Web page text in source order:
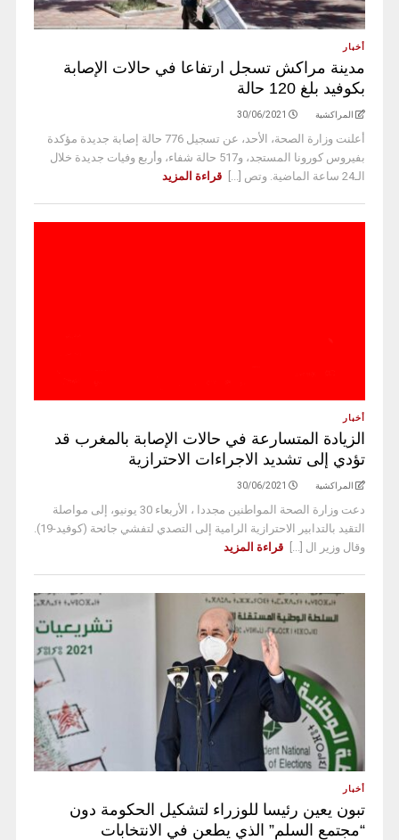
أخبار
مدينة مراكش تسجل ارتفاعا في حالات الإصابة
بكوفيد بلغ 120 حالة
المراكشية 30/06/2021
أعلنت وزارة الصحة، الأحد، عن تسجيل 776 حالة إصابة جديدة مؤكدة
بفيروس كورونا المستجد، و517 حالة شفاء، وأربع وفيات جديدة خلال
الـ24 ساعة الماضية. وتص [...]
قراءة المزيد
أخبار
الزيادة المتسارعة في حالات الإصابة بالمغرب قد
تؤدي إلى تشديد الاجراءات الاحترازية
المراكشية 30/06/2021
دعت وزارة الصحة المواطنين مجددا ، الأربعاء 30 يونيو، إلى مواصلة
التقيد بالتدابير الاحترازية الرامية إلى التصدي لتفشي جائحة (كوفيد-19).
وقال وزير ال [...]
قراءة المزيد
أخبار
تبون يعين رئيسا للوزراء لتشكيل الحكومة دون
“مجتمع السلم” الذي يطعن في الانتخابات